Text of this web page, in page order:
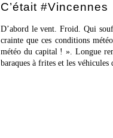
C’était #Vincennes
D’abord le vent. Froid. Qui
crainte que ces conditions
météo du capital ! ». Longue
baraques à frites et les